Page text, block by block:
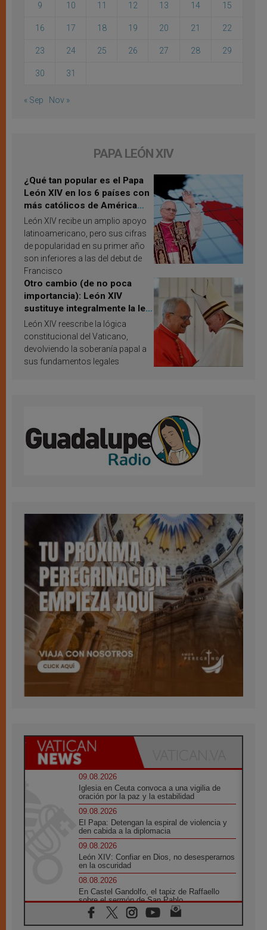
9 10 11 12 13 14 15
16 17 18 19 20 21 22
23 24 25 26 27 28 29
30 31
« Sep Nov »
PAPA LEÓN XIV
¿Qué tan popular es el Papa
León XIV en los 6 países con
más católicos de América
Latina en 2026? Publican
resultados de investigación
León XIV recibe un amplio apoyo
latinoamericano, pero sus cifras
de popularidad en su primer año
son inferiores a las del debut de
Francisco
Otro cambio (de no poca
importancia): León XIV
sustituye integralmente la ley
vaticana de Papa Francisco
León XIV reescribe la lógica
constitucional del Vaticano,
devolviendo la soberanía papal a
sus fundamentos legales
09.08.2026
Iglesia en Ceuta convoca a una vigilia de
oración por la paz y la estabilidad
09.08.2026
El Papa: Detengan la espiral de violencia y
den cabida a la diplomacia
09.08.2026
León XIV: Confiar en Dios, no desesperarnos
en la oscuridad
08.08.2026
En Castel Gandolfo, el tapiz de Raffaello
sobre el sermón de San Pablo
08.08.2026
En Colombia, «la paz no se compra con una